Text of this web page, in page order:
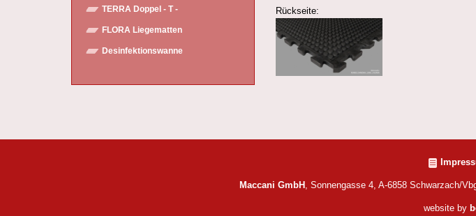
TERRA Doppel - T -
FLORA Liegematten
Desinfektionswanne
Rückseite:
Maccani GmbH , Sonnengasse 4, A-6858 Schwarzach/
website by